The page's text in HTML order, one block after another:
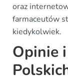
oraz
farmaceutów
kiedykolwiek.
Opinie